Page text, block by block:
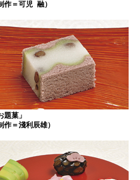
作＝可児 融）
題菓」
作＝淺利辰雄）